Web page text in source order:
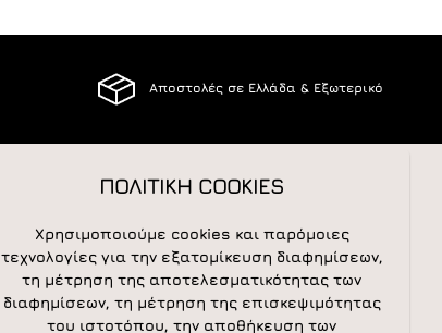
Αποστολές σε Ελλάδα & Εξωτερικό
NEWSLETTER
ΠΟΛΙΤΙΚΗ COOKIES
Χρησιμοποιούμε cookies και παρόμοιες
τεχνολογίες για την εξατομίκευση διαφημίσεων,
τη μέτρηση της αποτελεσματικότητας των
διαφημίσεων, τη μέτρηση της επισκεψιμότητας
του ιστοτόπου, την αποθήκευση των